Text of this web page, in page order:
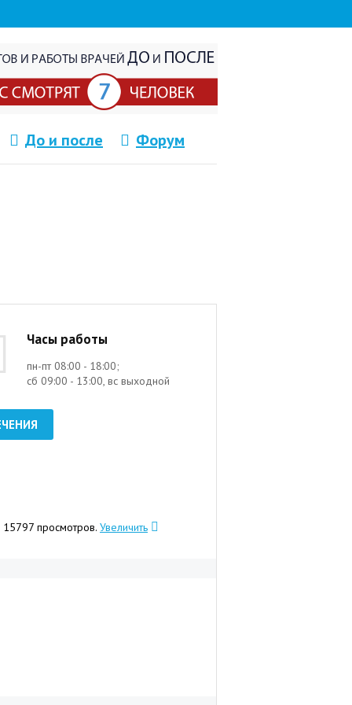
До и после Форум
Часы работы
пн-пт 08:00 - 18:00;
сб 09:00 - 13:00, вс выходной
15797 просмотров. Увеличить